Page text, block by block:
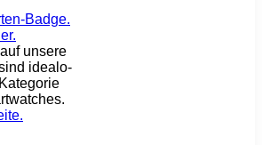
unsere
idealo-
.